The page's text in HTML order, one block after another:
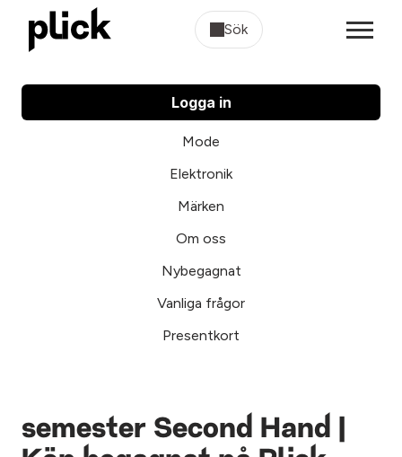
Sök
Logga in
Mode
Elektronik
Märken
Om oss
Nybegagnat
Vanliga frågor
Presentkort
semester Second Hand |